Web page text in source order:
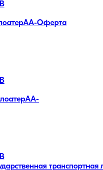
AA-Оферта
AA-
транспортная